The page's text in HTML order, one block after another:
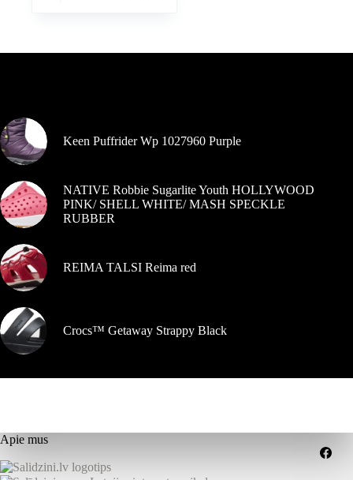
Keen Puffrider Wp 1027960 Purple
NATIVE Robbie Sugarlite Youth HOLLYWOOD
PINK/ SHELL WHITE/ MASH SPECKLE
RUBBER
REIMA TALSI Reima red
Crocs™ Getaway Strappy Black
Apie mus